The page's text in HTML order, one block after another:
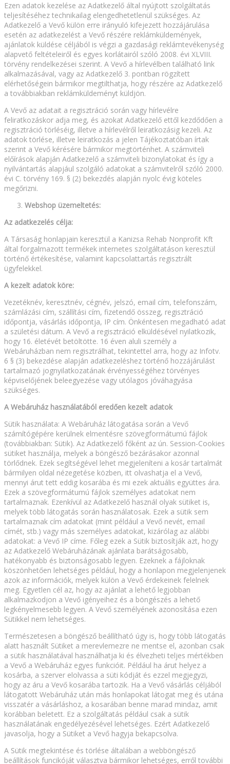
Ezen adatok kezelése az Adatkezelő által nyújtott szolgáltatás
teljesítéséhez technikailag elengedhetetlenül szükséges. Az
Adatkezelő a Vevő külön erre irányuló kifejezett hozzájárulása
esetén az adatkezelést a Vevő részére reklámküldemények,
ajánlatok küldése céljából is végzi a gazdasági reklámtevékenység
alapvető feltételeiről és egyes korlátairól szóló 2008. évi XLVIII.
törvény rendelkezései szerint. A Vevő a hírlevélben található link
alkalmazásával, vagy az Adatkezelő 3. pontban rögzített
elérhetőségein bármikor megtilthatja, hogy részére az Adatkezelő
a továbbiakban reklámküldeményt küldjön.
A Vevő az adatait a regisztráció során vagy hírlevélre
feliratkozáskor adja meg, és azokat Adatkezelő ettől kezdődően a
regisztráció törléséig, illetve a hírlevélről leiratkozásig kezeli. Az
adatok törlése, illetve leiratkozás a jelen Tájékoztatóban írtak
szerint a Vevő kérésére bármikor megtörténhet. A számviteli
előírások alapján Adatkezelő a számviteli bizonylatokat és így a
nyilvántartás alapjául szolgáló adatokat a számvitelről szóló 2000.
évi C. törvény 169. § (2) bekezdés alapján nyolc évig köteles
megőrizni.
Webshop üzemeltetés:
Az adatkezelés célja:
A Társaság honlapjain keresztül a Kanizsa Rehab Nonprofit Kft
által forgalmazott termékek internetes szolgáltatáson keresztül
történő értékesítése, valamint kapcsolattartás regisztrált
ügyfelekkel.
A kezelt adatok köre:
Vezetéknév, keresztnév, cégnév, jelszó, email cím, telefonszám,
számlázási cím, szállítási cím, fizetendő összeg, regisztráció
időpontja, vásárlás időpontja, IP cím. Önkéntesen megadható adat
a születési dátum. A Vevő a regisztráció elküldésével nyilatkozik,
hogy 16. életévét betöltötte. 16 éven aluli személy a
Webáruházban nem regisztrálhat, tekintettel arra, hogy az Infotv.
6 § (3) bekezdése alapján adatkezeléshez történő hozzájárulást
tartalmazó jognyilatkozatának érvényességéhez törvényes
képviselőjének beleegyezése vagy utólagos jóváhagyása
szükséges.
A Webáruház használatából eredően kezelt adatok
Sütik használata: A Webáruház látogatása során a Vevő
számítógépére kerülnek elmentésre szövegformátumú fájlok
(továbbiakban: Sütik). Az Adatkezelő főként az ún. Session-Cookies
sütiket használja, melyek a böngésző bezárásakor azonnal
törlődnek. Ezek segítségével lehet megjeleníteni a kosár tartalmát
bármilyen oldal nézegetése közben, itt olvashatja el a Vevő,
mennyi árut tett eddig kosarába és mi ezek aktuális együttes ára.
Ezek a szövegformátumú fájlok személyes adatokat nem
tartalmaznak. Ezenkívül az Adatkezelő használ olyak sütiket is,
melyek több látogatás során használatosak. Ezek a sütik sem
tartalmaznak cím adatokat (mint például a Vevő nevét, email
címét, stb.) vagy más személyes adatokat, kizárólag az alábbi
adatokat: a Vevő IP címe. Főleg ezek a Sütik biztosítják azt, hogy
az Adatkezelő Webáruházának ajánlata barátságosabb,
hatékonyabb és biztonságosabb legyen. Ezeknek a fájloknak
köszönhetően lehetséges például, hogy a honlapon megjelenjenek
azok az információk, melyek külön a Vevő érdekeinek felelnek
meg. Egyetlen cél az, hogy az ajánlat a lehető legjobban
alkalmazkodjon a Vevő igényeihez és a böngészés a lehető
legkényelmesebb legyen. A Vevő személyének azonosítása ezen
Sütikkel nem lehetséges.
Természetesen a böngésző beállítható úgy is, hogy több látogatás
alatt használt Sütiket a merevlemezre ne mentse el, azonban csak
a sütik használatával használhatja ki és élvezheti teljes mértékben
a Vevő a Webáruház egyes funkcióit. Például ha árut helyez a
kosárba, a szerver elolvassa a süti kódját és ezzel megjegyzi,
hogy az áru a Vevő kosarába tartozik. Ha a Vevő vásárlás céljából
látogatott Webáruház után más honlapokat látogat meg és utána
visszatér a vásárláshoz, a kosarában benne marad mindaz, amit
korábban beletett. Ez a szolgáltatás például csak a sütik
használatának engedélyezésével lehetséges. Ezért Adatkezelő
javasolja, hogy a Sütiket a Vevő hagyja bekapcsolva.
A Sütik megtekintése és törlése általában a webböngésző
beállítások funcikóját választva bármikor lehetséges, erről további